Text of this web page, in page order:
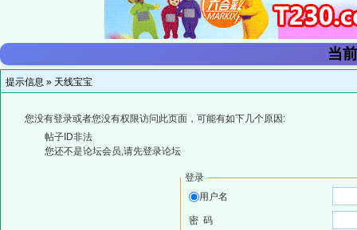
当
提示信息 » 天线宝宝
您没有登录或者您没有权限访问此页面，可能有如下几个原因:
帖子ID非法
您还不是论坛会员,请先登录论坛
登录
用户名
密 码